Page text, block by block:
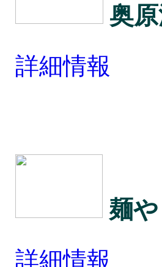
奥
詳細情報
麺
詳細情報